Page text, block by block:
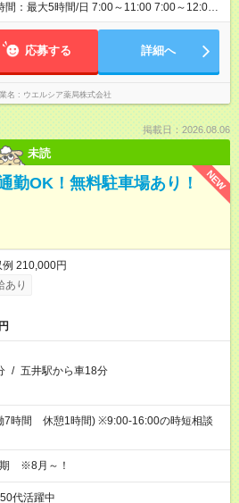
間：最大5時間/日 7:00～11:00 7:00～12:00
の勤務
応募する 詳細へ
名 ウエルシア薬局株式会社
掲載日：2026.08.06
未読
NEW
勤OK！無料駐車場あり！
210,000円
あり
/ 五井駅から車18分
7時間 休憩1時間) ※9:00-16:00の時短相談
期 ※8月～！
代活躍中